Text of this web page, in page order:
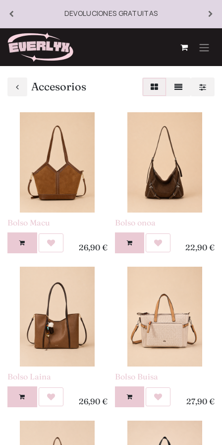
DEVOLUCIONES GRATUITAS
Accesorios
Bolso Macu
26,90€
Bolso onoa
22,90 €
Bolso Laina
26,90€
Bolso Buisa
27,90 €